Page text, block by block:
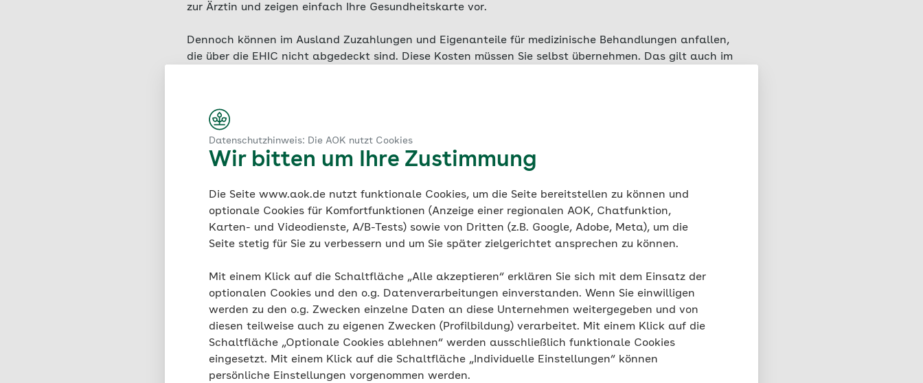
Datenschutzhinweis: Die AOK nutzt Cookies
Wir bitten um Ihre Zustimmung
Die Seite www.aok.de nutzt funktionale Cookies, um die Seite bereitstellen zu können und
optionale Cookies für Komfortfunktionen (Anzeige einer regionalen AOK, Chatfunktion,
Karten- und Videodienste, A/B-Tests) sowie von Dritten (z.B. Google, Adobe, Meta), um die
Seite stetig für Sie zu verbessern und um Sie später zielgerichtet ansprechen zu können.
Mit einem Klick auf die Schaltfläche „Alle akzeptieren“ erklären Sie sich mit dem Einsatz der
optionalen Cookies und den o.g. Datenverarbeitungen einverstanden. Wenn Sie einwilligen
werden zu den o.g. Zwecken einzelne Daten an diese Unternehmen weitergegeben und von
diesen teilweise auch zu eigenen Zwecken (Profilbildung) verarbeitet. Mit einem Klick auf die
Schaltfläche „Optionale Cookies ablehnen“ werden ausschließlich funktionale Cookies
eingesetzt. Mit einem Klick auf die Schaltfläche „Individuelle Einstellungen“ können
persönliche Einstellungen vorgenommen werden.
zur Ärztin und zeigen einfach Ihre Gesundheitskarte vor.
Dennoch können im Ausland Zuzahlungen und Eigenanteile für medizinische Behandlungen anfallen,
die über die EHIC nicht abgedeckt sind. Diese Kosten müssen Sie selbst übernehmen. Das gilt auch im
Vorteile einer
Auslandskrankenversicherung
Im Krankheitsfall können im Ausland enorme Kosten für eine medizinische Behandlung anfallen.
Die AOK arbeitet dafür mit Kooperationspartnern zusammen, um Ihnen zu günstigen Konditionen
einen umfassenden Versichertenschutz fürs Ausland zu bieten. Je nach Angebot des
Kooperationspartners bietet Ihnen eine Auslandskrankenversicherung folgende Vorteile:
Weltweiter Versicherungsschutz:
100 Prozent Kostenübernahme für ärztliche oder zahnärztliche
Behandlungen überall auf der Welt.
Schutz vor hohen Kosten: Erstattung von landestypischen Eigenanteilen, Bergungskosten oder